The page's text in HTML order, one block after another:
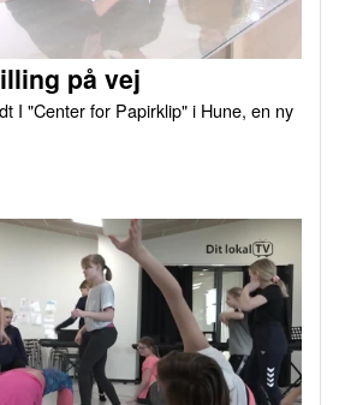
på vej
I "Center for Papirklip" i Hune, en ny